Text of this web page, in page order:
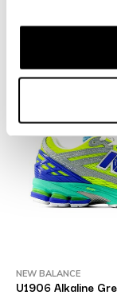
NEW BALANCE
U1906 Alkaline